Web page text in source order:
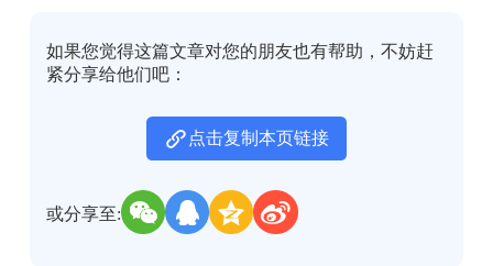
如果您觉得这篇文章对您的朋友也有帮助，不妨赶
紧分享给他们吧：
点击复制本页链接
或分享至: